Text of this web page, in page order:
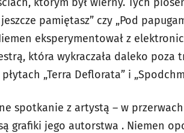
pamiętasz” czy „Pod
eksperymentował z
która wykraczała daleko poza
„Terra Deflorata” i
spotkanie z artystą – w
grafiki jego autorstwa . Niemen